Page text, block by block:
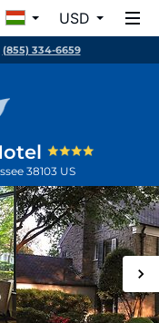
USD
(855) 334-6659
38103 US